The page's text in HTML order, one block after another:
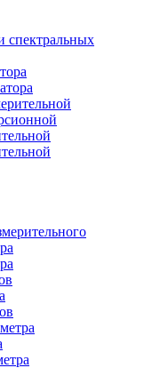
спектральных